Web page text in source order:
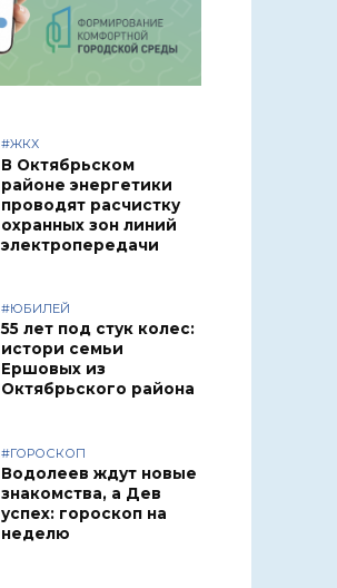
#ЖКХ
В Октябрьском
районе энергетики
проводят расчистку
охранных зон линий
электропередачи
#ЮБИЛЕЙ
55 лет под стук колес:
истори семьи
Ершовых из
Октябрьского района
#ГОРОСКОП
Водолеев ждут новые
знакомства, а Дев
успех: гороскоп на
неделю